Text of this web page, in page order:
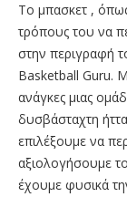
Το μπασκετ ,
τρόπους του να
στην περιγραφή
Basketball Guru.
ανάγκες μιας
δυσβάσταχτη
επιλέξουμε να
αξιολογήσουμε
έχουμε φυσικά